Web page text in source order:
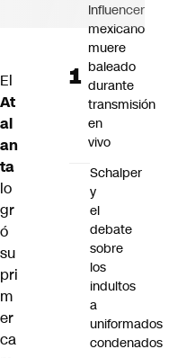
El
At
al
an
ta
lo
gr
ó
su
pri
m
er
ca
Influencer
mexicano
muere
baleado
durante
transmisión
en
vivo
Schalper
y
el
debate
sobre
los
indultos
a
uniformados
condenados